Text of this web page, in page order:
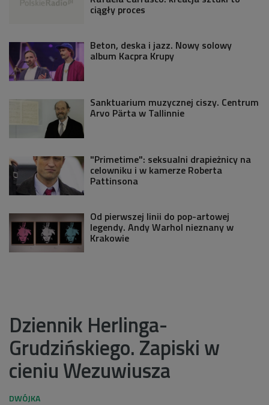
ciągły proces
Beton, deska i jazz. Nowy solowy
album Kacpra Krupy
Sanktuarium muzycznej ciszy. Centrum
Arvo Pärta w Tallinnie
"Primetime": seksualni drapieżnicy na
celowniku i w kamerze Roberta
Pattinsona
Od pierwszej linii do pop-artowej
legendy. Andy Warhol nieznany w
Krakowie
Dziennik Herlinga-
Grudzińskiego. Zapiski w
cieniu Wezuwiusza